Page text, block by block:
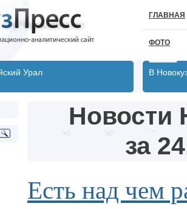
ГЛАВНАЯ
ФОТО
Урал В
Новости
за
Есть над чем